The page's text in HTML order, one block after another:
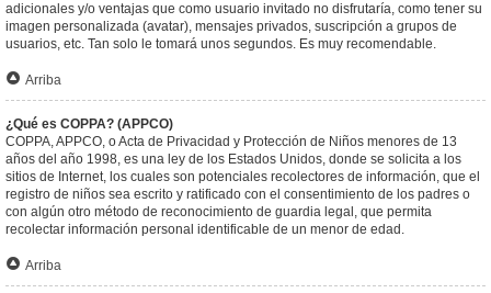
adicionales y/o ventajas que como usuario invitado no disfrutaría, como tener su
imagen personalizada (avatar), mensajes privados, suscripción a grupos de
usuarios, etc. Tan solo le tomará unos segundos. Es muy recomendable.
Arriba
¿Qué es COPPA? (APPCO)
COPPA, APPCO, o Acta de Privacidad y Protección de Niños menores de 13
años del año 1998, es una ley de los Estados Unidos, donde se solicita a los
sitios de Internet, los cuales son potenciales recolectores de información, que el
registro de niños sea escrito y ratificado con el consentimiento de los padres o
con algún otro método de reconocimiento de guardia legal, que permita
recolectar información personal identificable de un menor de edad.
Arriba